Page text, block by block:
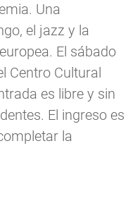
Una
el jazz y la
El sábado
Centro Cultural
es libre y sin
El ingreso es
la